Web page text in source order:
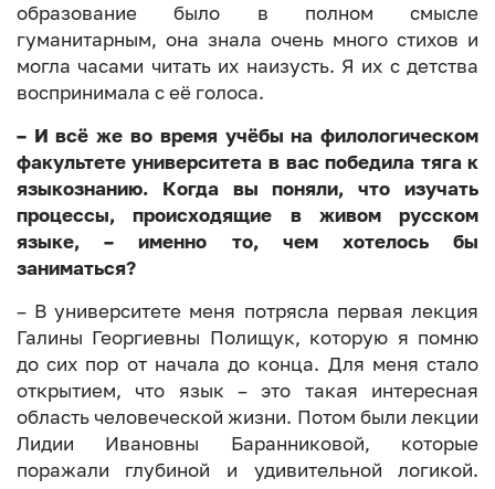
образование было в полном смысле
гуманитарным, она знала очень много стихов и
могла часами читать их наизусть. Я их с детства
воспринимала с её голоса.
– И всё же во время учёбы на филологическом
факультете университета в вас победила тяга к
языкознанию. Когда вы поняли, что изучать
процессы, происходящие в живом русском
языке, – именно то, чем хотелось бы
заниматься?
– В университете меня потрясла первая лекция
Галины Георгиевны Полищук, которую я помню
до сих пор от начала до конца. Для меня стало
открытием, что язык – это такая интересная
область человеческой жизни. Потом были лекции
Лидии Ивановны Баранниковой, которые
поражали глубиной и удивительной логикой.